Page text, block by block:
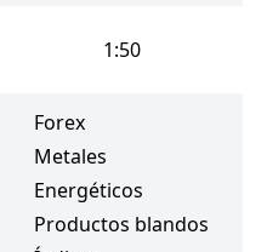
1:50
Forex
Metales
Energéticos
Productos blandos